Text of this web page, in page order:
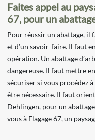
Faites appel au
67, pour un
Pour réussir un abattage, il
et d’un savoir-faire. Il faut
opération. Un abattage
dangereuse. Il faut mettre
sécuriser si vous procédez
être nécessaire. Il faut
Dehlingen, pour un
vous à Elagage 67, un